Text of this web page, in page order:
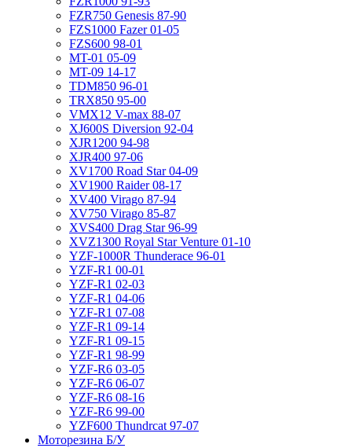
FZR750 Genesis 87-90
FZS1000 Fazer 01-05
FZS600 98-01
MT-01 05-09
MT-09 14-17
TDM850 96-01
TRX850 95-00
VMX12 V-max 88-07
XJ600S Diversion 92-04
XJR1200 94-98
XJR400 97-06
XV1700 Road Star 04-09
XV1900 Raider 08-17
XV400 Virago 87-94
XV750 Virago 85-87
XVS400 Drag Star 96-99
XVZ1300 Royal Star Venture 01-10
YZF-1000R Thunderace 96-01
YZF-R1 00-01
YZF-R1 02-03
YZF-R1 04-06
YZF-R1 07-08
YZF-R1 09-14
YZF-R1 09-15
YZF-R1 98-99
YZF-R6 03-05
YZF-R6 06-07
YZF-R6 08-16
YZF-R6 99-00
YZF600 Thundrcat 97-07
Моторезина Б/У